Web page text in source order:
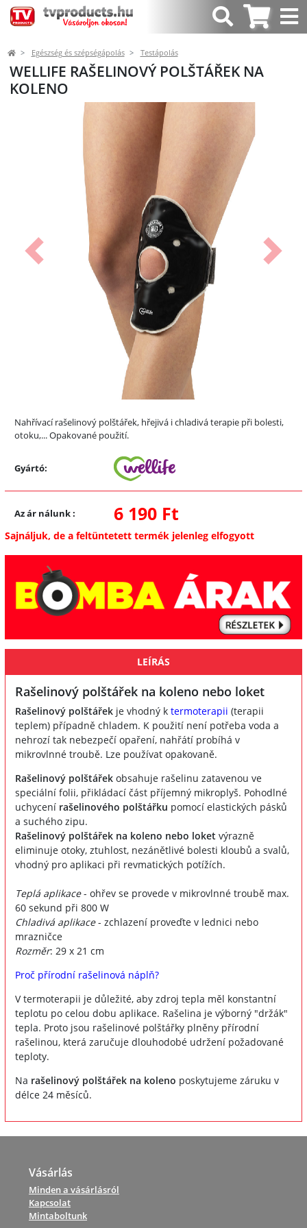
Egészség és szépségápolás Testápolás
WELLIFE RAŠELINOVÝ POLŠTÁŘEK NA
KOLENO
Előző
Nahřívací rašelinový polštářek, hřejivá i chladivá terapie při bolesti,
otoku,... Opakované použití.
Gyártó:
Az ár nálunk: 6 190 Ft
Sajnáljuk, de a feltüntetett termék jelenleg elfogyott
LEÍRÁS
Rašelinový polštářek na koleno nebo loket
Rašelinový polštářek je vhodný k termoterapii (terapii
teplem) případně chladem. K použití není potřeba voda a
nehrozí tak nebezpečí opaření, nahřátí probíhá v
mikrovlnné troubě. Lze používat opakovaně.
Rašelinový polštářek obsahuje rašelinu zatavenou ve
speciální folii, přikládací část příjemný mikroplyš. Pohodlné
uchycení rašelinového polštářku pomocí elastických pásků
a suchého zipu.
Rašelinový polštářek na koleno nebo loket výrazně
eliminuje otoky, ztuhlost, nezánětlivé bolesti kloubů a svalů,
vhodný pro aplikaci při revmatických potížích.
Teplá aplikace- ohřev se provede v mikrovlnné troubě max.
60 sekund při 800 W
Chladivá aplikace- zchlazení proveďte v lednici nebo
mrazničce
Rozměr: 29 x 21 cm
Proč přírodní rašelinová náplň?
V termoterapii je důležité, aby zdroj tepla měl konstantní
teplotu po celou dobu aplikace. Rašelina je výborný "držák"
tepla. Proto jsou rašelinové polštářky plněny přírodní
rašelinou, která zaručuje dlouhodobé udržení požadované
teploty.
Na rašelinový polštářek na koleno poskytujeme záruku v
délce 24 měsíců.
Vásárlás
Minden a vásárlásról
Kapcsolat
Mintaboltunk